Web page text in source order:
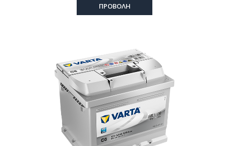
ΠΡΟΒΟΛΗ